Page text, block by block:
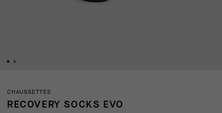
CHAUSSETTES
RECOVERY SOCKS EVO